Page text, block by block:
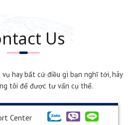
Us
vụ hay bất cứ điều gì bạn nghĩ tới, hãy
tôi để được tư vấn cụ thể.
Center